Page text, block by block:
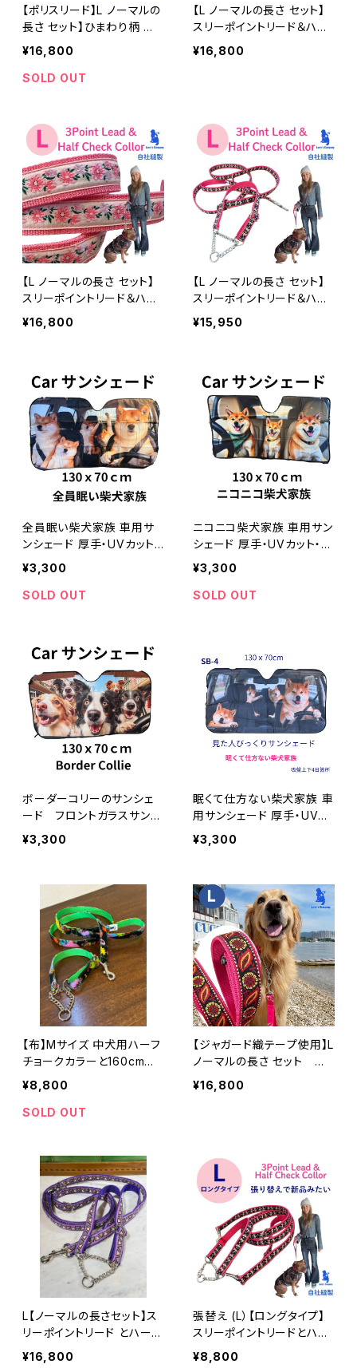
【ポリスリード】L ノーマルの
長さ セット】ひまわり柄 大
型犬用 Lサイズ 3ポイントリ
ードとハーフチョークカラー
浜名湖ラリーズカンパニー
¥16,800
SOLD OUT
【L ノーマルの長さ セット】
スリーポイントリード＆ハー
フチョークカラー セット 【パ
ープルフラワー】ゴールデ
¥16,800
【L ノーマルの長さ セット】
スリーポイントリード＆ハー
フチョークカラー セット 【ワ
イルドローズ】ゴールデン・
¥16,800
【L ノーマルの長さ セット】
スリーポイントリード＆ハー
フチョークカラー セット 【童
話の女の子柄テープ】ゴー
える
¥15,950
全員眠い柴犬家族 車用サ
ンシェード 厚手・UVカット・
断熱
¥3,300
SOLD OUT
ニコニコ柴犬家族 車用サン
シェード 厚手・UVカット・断
熱
¥3,300
SOLD OUT
ボーダーコリーのサンシェ
ード フロントガラスサンシ
ェード
¥3,300
眠くて仕方ない柴犬家族 車
用サンシェード 厚手・UVカ
ット・断熱
¥3,300
【布】Mサイズ 中犬用ハーフ
チョークカラーと160cmの
リード アメリカンコミック柄
裏テープはお好みの色で
¥8,800
SOLD OUT
【ジャガード織テープ使用】L
ノーマルの長さ セット ひ
まわり柄 Yellow 大型犬用
Lサイズ 3ポイントリードとハ
¥16,800
L【ノーマルの長さセット】ス
リーポイントリード とハーフ
チョークカラー 日本製 犬
¥16,800
張替え (L）【ロングタイプ】
スリーポイントリードとハー
フチョークのセット 日本製
¥8,800